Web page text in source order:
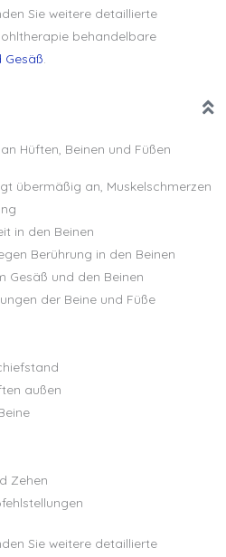
Sie weitere detaillierte
behandelbare
Gesäß
Hüften, Beinen und Füßen
übermäßig an, Muskelschmerzen
in den Beinen
Berührung in den Beinen
Gesäß und den Beinen
der Beine und Füße
außen
Zehen
Sie weitere detaillierte